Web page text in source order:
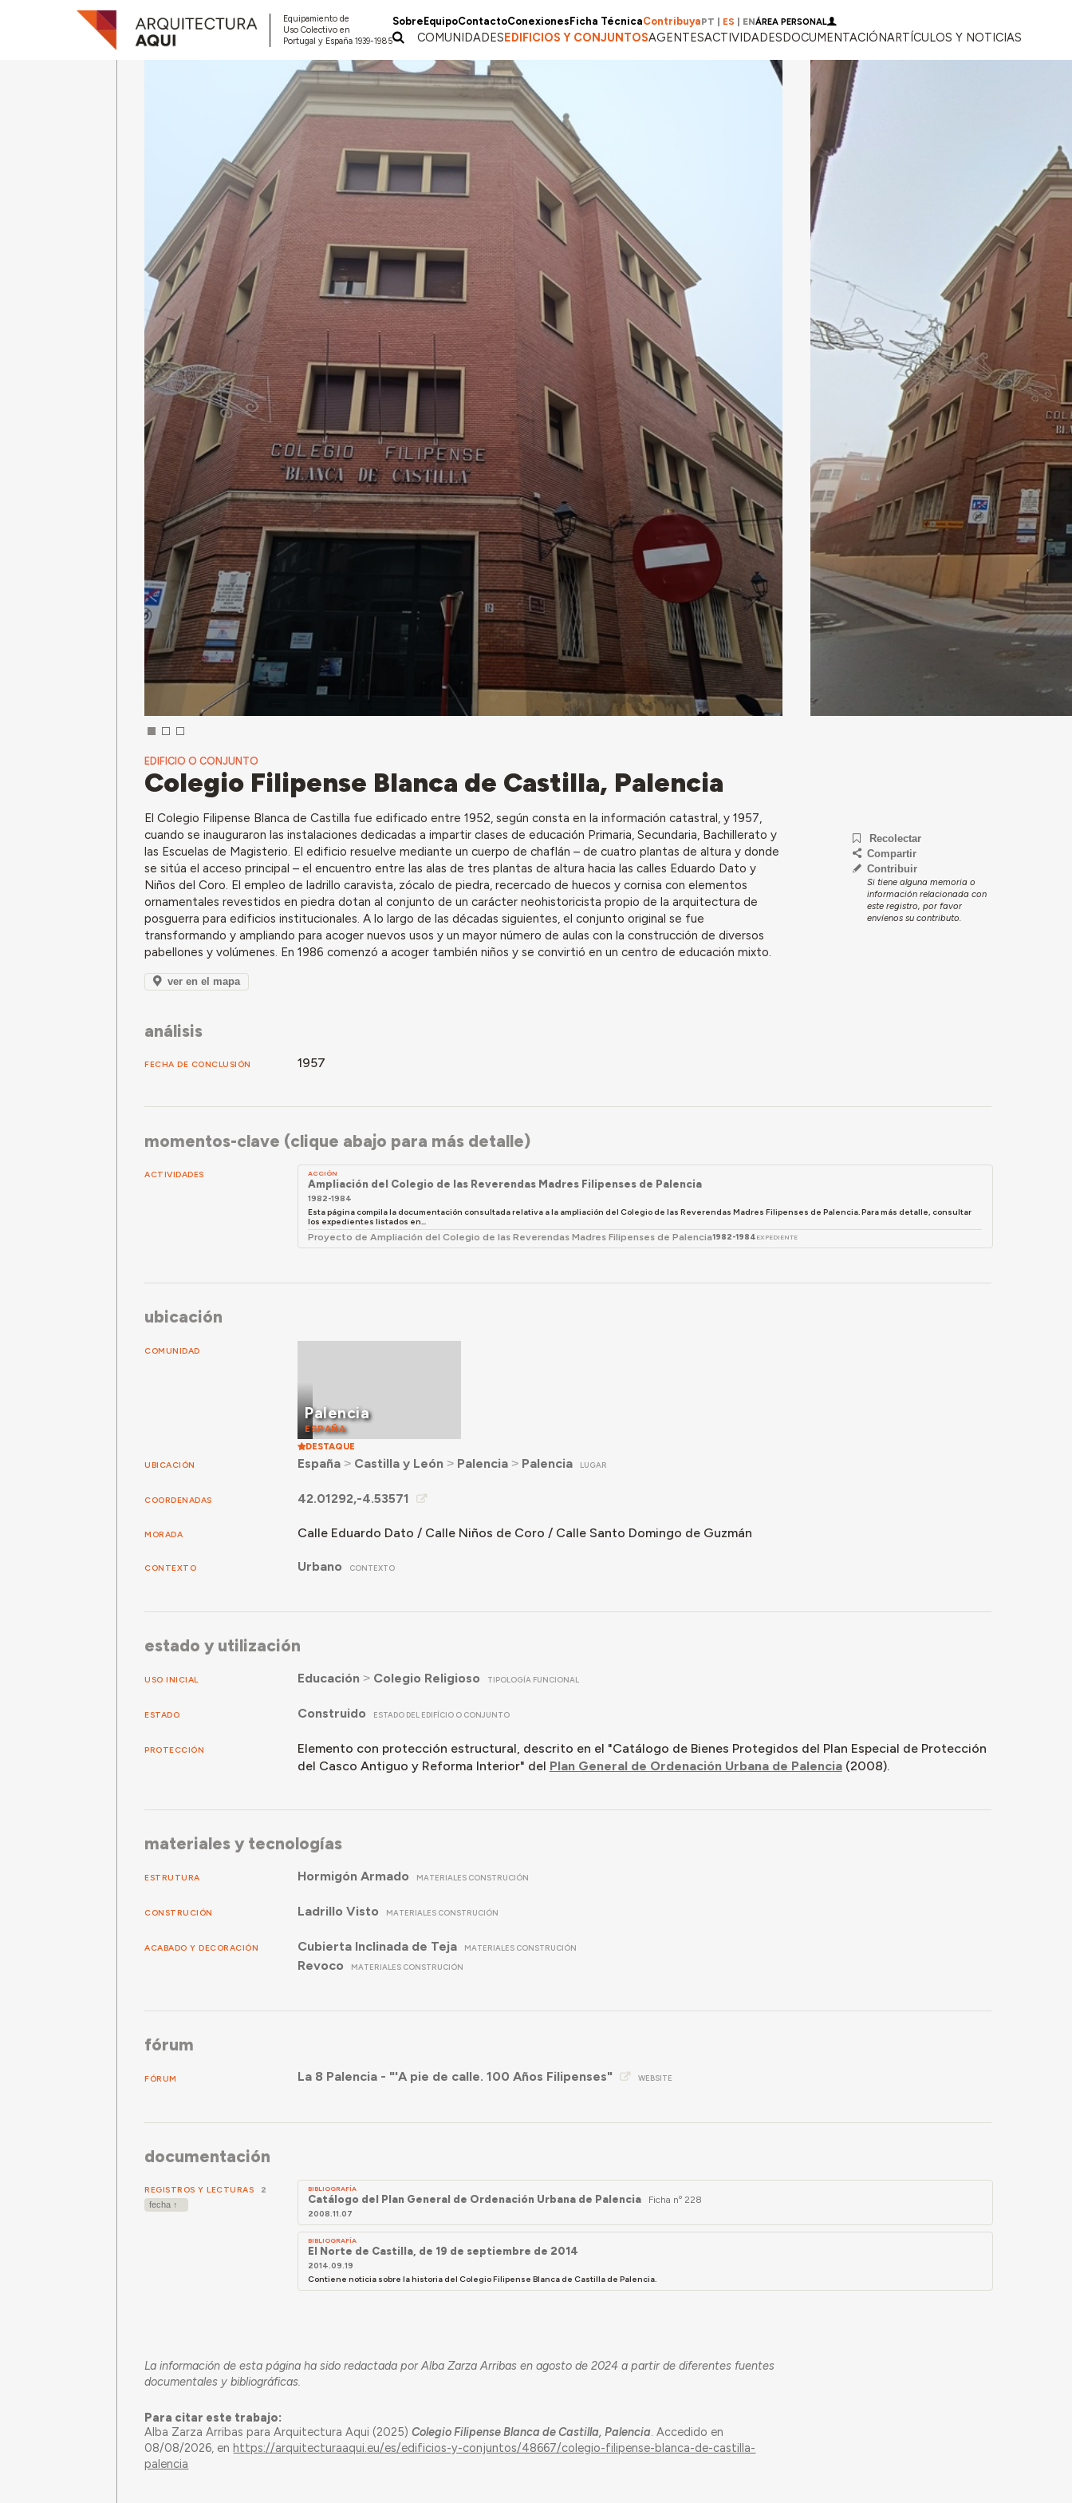
Equipamiento de
Uso Colectivo en
Portugal y España 1939-1985
Sobre EquipoContactoConexiones Ficha TécnicaContribuyaPT ES ENÁREA PERSONAL
COMUNIDADESEDIFICIOS Y CONJUNTOSAGENTESACTIVIDADESDOCUMENTACIÓNARTÍCULOS Y NOTICIAS
EDIFICIO O CONJUNTO
Colegio Filipense Blanca de Castilla, Palencia
El Colegio Filipense Blanca de Castilla fue edificado entre 1952, según consta en la información catastral, y 1957,
cuando se inauguraron las instalaciones dedicadas a impartir clases de educación Primaria, Secundaria, Bachillerato y
las Escuelas de Magisterio. El edificio resuelve mediante un cuerpo de chaflán – de cuatro plantas de altura y donde
se sitúa el acceso principal – el encuentro entre las alas de tres plantas de altura hacia las calles Eduardo Dato y
Niños del Coro. El empleo de ladrillo caravista, zócalo de piedra, recercado de huecos y cornisa con elementos
ornamentales revestidos en piedra dotan al conjunto de un carácter neohistoricista propio de la arquitectura de
posguerra para edificios institucionales. A lo largo de las décadas siguientes, el conjunto original se fue
transformando y ampliando para acoger nuevos usos y un mayor número de aulas con la construcción de diversos
pabellones y volúmenes. En 1986 comenzó a acoger también niños y se convirtió en un centro de educación mixto.
ver en el mapa
Recolectar
Compartir
Contribuir
Si tiene alguna memoria o
información relacionada con
este registro, por favor
envíenos su contributo.
análisis
FECHA DE CONCLUSIÓN 1957
momentos-clave (clique abajo para más detalle)
ACTIVIDADES ACCIÓN
Ampliación del Colegio de las Reverendas Madres Filipenses de Palencia
1982-1984
Esta página compila la documentación consultada relativa a la ampliación del Colegio de las Reverendas Madres Filipenses de Palencia. Para más detalle, consultar
los expedientes listados en...
Proyecto de Ampliación del Colegio de las Reverendas Madres Filipenses de Palencia1982-1984 EXPEDIENTE
ubicación
COMUNIDAD
Palencia
ESPAÑA
DESTAQUE
UBICACIÓN España˃ Castilla y León ˃ Palencia˃ Palencia LUGAR
COORDENADAS 42.01292,-4.53571
MORADA Calle Eduardo Dato / Calle Niños de Coro / Calle Santo Domingo de Guzmán
CONTEXTO Urbano CONTEXTO
estado y utilización
USO INICIAL Educación ˃ Colegio Religioso TIPOLOGÍA FUNCIONAL
ESTADO Construido ESTADO DEL EDIFÍCIO O CONJUNTO
PROTECCIÓN
Elemento con protección estructural, descrito en el "Catálogo de Bienes Protegidos del Plan Especial de Protección
del Casco Antiguo y Reforma Interior" del Plan General de Ordenación Urbana de Palencia(2008).
materiales y tecnologías
ESTRUTURA Hormigón Armado MATERIALES CONSTRUCIÓN
CONSTRUCIÓN Ladrillo Visto MATERIALES CONSTRUCIÓN
ACABADO Y DECORACIÓN Cubierta Inclinada de Teja MATERIALES CONSTRUCIÓN
Revoco MATERIALES CONSTRUCIÓN
fórum
FÓRUM La 8 Palencia - "'A pie de calle. 100 Años Filipenses" WEBSITE
documentación
REGISTROS Y LECTURAS 2 BIBLIOGRAFÍA
Catálogo del Plan General de Ordenación Urbana de Palencia Ficha nº 228
2008.11.07
BIBLIOGRAFÍA
El Norte de Castilla, de 19 de septiembre de 2014
2014.09.19
Contiene noticia sobre la historia del Colegio Filipense Blanca de Castilla de Palencia.
La información de esta página ha sido redactada por Alba Zarza Arribas en agosto de 2024 a partir de diferentes fuentes
documentales y bibliográficas.
Para citar este trabajo:
Alba Zarza Arribas para Arquitectura Aqui (2025)Colegio Filipense Blanca de Castilla, Palencia. Accedido en
08/08/2026, en https://arquitecturaaqui.eu/es/edificios-y-conjuntos/48667/colegio-filipense-blanca-de-castilla-
palencia